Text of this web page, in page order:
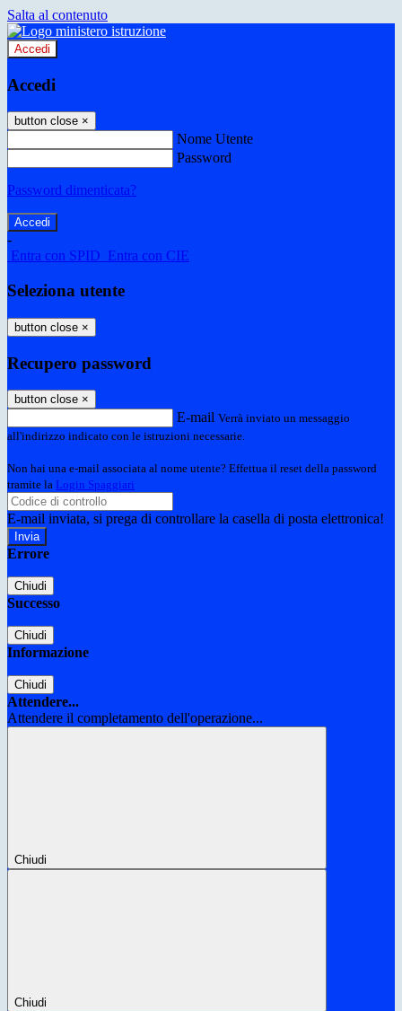
Salta al contenuto
Accedi
Accedi
button close ×
Nome Utente
Password
Password dimenticata?
-
Entra con SPID Entra con CIE
Seleziona utente
button close ×
Recupero password
button close ×
E-mail Verrà inviato un messaggio
all'indirizzo indicato con le istruzioni necessarie.
Non hai una e-mail associata al nome utente? Effettua il reset della password
tramite la Login Spaggiari
E-mail inviata, si prega di controllare la casella di posta elettronica!
Errore
Chiudi
Successo
Chiudi
Informazione
Chiudi
Attendere...
Attendere il completamento dell'operazione...
Chiudi
Chiudi